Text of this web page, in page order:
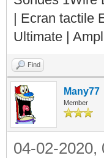
| Ecran tactile
Ultimate |
Find
Many77
Member
04-02-2020,